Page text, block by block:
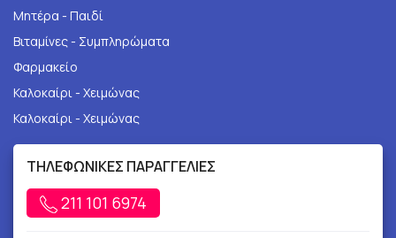
Μητέρα - Παιδί
Βιταμίνες - Συμπληρώματα
Φαρμακείο
Καλοκαίρι - Χειμώνας
Καλοκαίρι - Χειμώνας
ΤΗΛΕΦΩΝΙΚΕΣ ΠΑΡΑΓΓΕΛΙΕΣ
211 101 6974